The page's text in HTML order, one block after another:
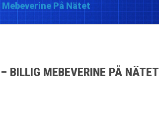
På Nätet
BILLIG MEBEVERINE PÅ NÄTET